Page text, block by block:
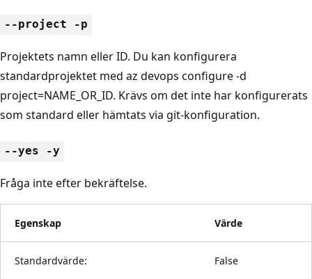
--project -p
Projektets namn eller ID. Du kan konfigurera
standardprojektet med az devops configure -d
project=NAME_OR_ID. Krävs om det inte har konfigurerats
som standard eller hämtats via git-konfiguration.
--yes -y
Fråga inte efter bekräftelse.
Egenskap Värde
Standardvärde: False